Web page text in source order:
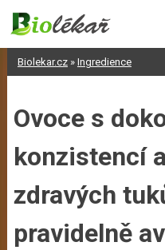
Skip
content
Biolekar.cz» Ingredience
Ovoce s
konzistencí
zdravých
pravidelně